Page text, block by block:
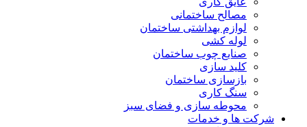
مصالح ساختمانی
لوازم بهداشتی ساختمان
لوله کشی
صنایع چوب ساختمان
کلید سازی
بازسازی ساختمان
سنگ کاری
محوطه سازی و فضای سبز
شرکت ها و خدمات